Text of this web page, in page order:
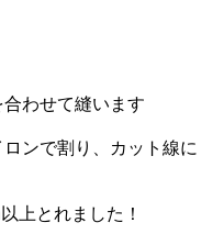
わせて縫います
ンで割り、カット線に
上とれました！